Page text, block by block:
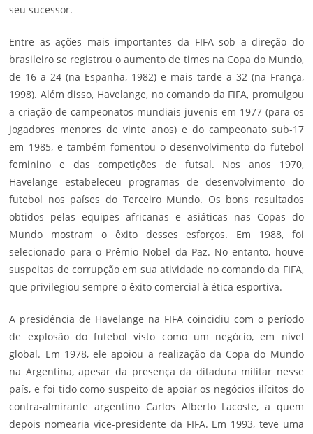
seu sucessor.
Entre as ações mais importantes da FIFA sob a direção do
brasileiro se registrou o aumento de times na Copa do Mundo,
de 16 a 24 (na Espanha, 1982) e mais tarde a 32 (na França,
1998). Além disso, Havelange, no comando da FIFA, promulgou
a criação de campeonatos mundiais juvenis em 1977 (para os
jogadores menores de vinte anos) e do campeonato sub-17
em 1985, e também fomentou o desenvolvimento do futebol
feminino e das competições de futsal. Nos anos 1970,
Havelange estabeleceu programas de desenvolvimento do
futebol nos países do Terceiro Mundo. Os bons resultados
obtidos pelas equipes africanas e asiáticas nas Copas do
Mundo mostram o êxito desses esforços. Em 1988, foi
selecionado para o Prêmio Nobel da Paz. No entanto, houve
suspeitas de corrupção em sua atividade no comando da FIFA,
que privilegiou sempre o êxito comercial à ética esportiva.
A presidência de Havelange na FIFA coincidiu com o período
de explosão do futebol visto como um negócio, em nível
global. Em 1978, ele apoiou a realização da Copa do Mundo
na Argentina, apesar da presença da ditadura militar nesse
país, e foi tido como suspeito de apoiar os negócios ilícitos do
contra-almirante argentino Carlos Alberto Lacoste, a quem
depois nomearia vice-presidente da FIFA. Em 1993, teve uma